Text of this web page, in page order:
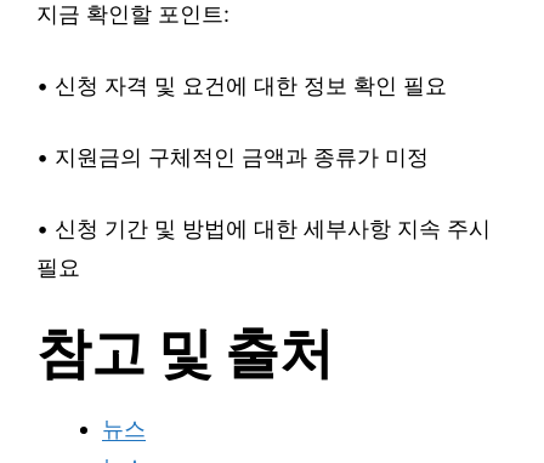
지금 확인할 포인트:
• 신청 자격 및 요건에 대한 정보 확인 필요
• 지원금의 구체적인 금액과 종류가 미정
• 신청 기간 및 방법에 대한 세부사항 지속 주시
필요
참고 및 출처
뉴스